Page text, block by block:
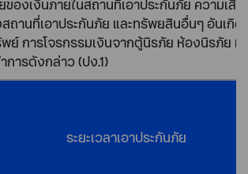
องเงินภายในสถานที่เอาประกันภัย ความเสี
ถานที่เอาประกันภัย และทรัพยสินอื่นๆ อันเกิด
ย์ การโจรกรรมเงินจากตู้นิรภัย ห้องนิรภัย ห
การดังกล่าว (ปง.1)
ระยะเวลาเอาประกันภัย